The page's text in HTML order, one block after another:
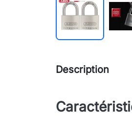
Description